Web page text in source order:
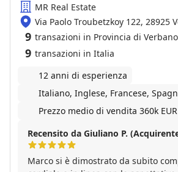
MR Real Estate
Via Paolo Troubetzkoy 122, 28925
9 transazioni in Provincia di
9 transazioni in Italia
12 anni di esperienza
Italiano, Inglese, Francese,
Prezzo medio di vendita 360k EUR
Recensito da Giuliano P.
Marco si è dimostrato da subito